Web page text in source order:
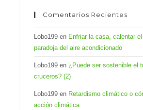
Comentarios Recientes
Lobo199 en Enfriar la casa, calentar
paradoja del aire acondicionado
Lobo199 en ¿Puede ser sostenible el
cruceros? (2)
Lobo199 en Retardismo climático o
acción climática